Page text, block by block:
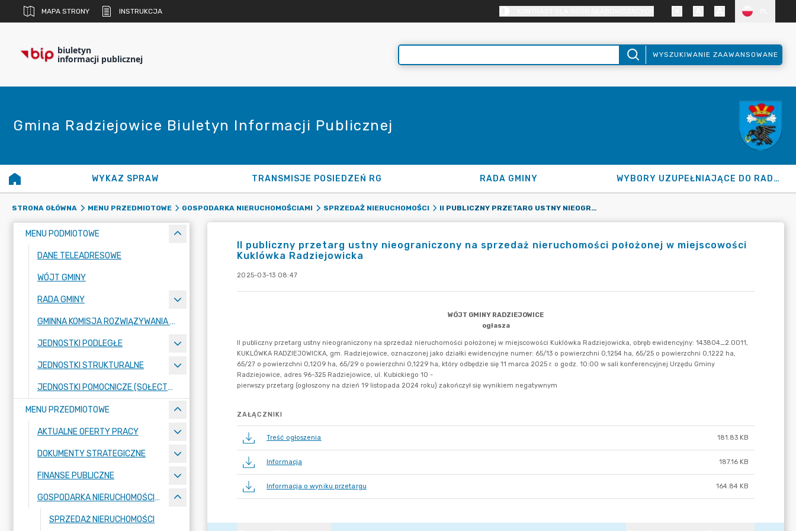
MAPA STRONY INSTRUKCJA
biuletyn
informacji publicznej WYSZUKIWANIE ZAAWANSOWANE
Gmina Radziejowice Biuletyn Informacji Publicznej
WYKAZ SPRAW TRANSMISJE POSIEDZEŃ RG RADA GMINY WYBORY UZUPEŁNIAJĄCE DO RADY GMINY 2026
STRONA GŁÓWNA MENU PRZEDMIOTOWE GOSPODARKA NIERUCHOMOŚCIAMI SPRZEDAŻ NIERUCHOMOŚCI II PUBLICZNY PRZETARG USTNY NIEOGRANICZONY NA SPRZEDAŻ NIERUCHOMOŚCI POŁOŻONEJ W MIEJSCOWOŚCI KUKLÓWKA RADZIEJOWICKA
MENU PODMIOTOWE
DANE TELEADRESOWE
WÓJT GMINY
RADA GMINY
GMINNA KOMISJA ROZWIĄZYWANIA PROBLEMÓW ALKOHOLOWYCH
JEDNOSTKI PODLEGŁE
JEDNOSTKI STRUKTURALNE
JEDNOSTKI POMOCNICZE (SOŁECTWA)
MENU PRZEDMIOTOWE
AKTUALNE OFERTY PRACY
DOKUMENTY STRATEGICZNE
FINANSE PUBLICZNE
GOSPODARKA NIERUCHOMOŚCIAMI
SPRZEDAŻ NIERUCHOMOŚCI
II publiczny przetarg ustny nieograniczony na sprzedaż nieruchomości położonej w miejscowości
Kuklówka Radziejowicka
2025-03-13 08:47
ZAŁĄCZNIKI
Treść ogłoszenia 181.83 KB
Informacja 187.16 KB
Informacja o wyniku przetargu 164.84 KB